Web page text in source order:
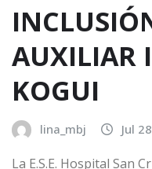
AUXILIAR
KOGUI
lina_mbj Jul
La E.S.E. Hospital San